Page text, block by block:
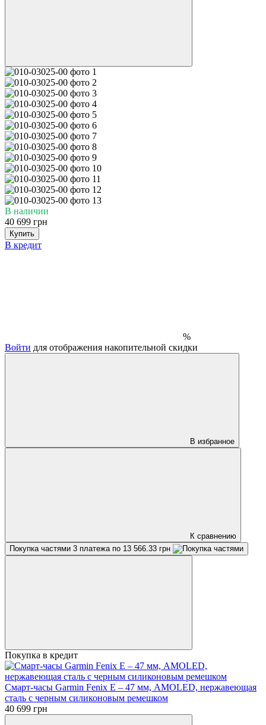
В наличии
40 699 грн
Купить
В кредит
%
Войти для отображения накопительной скидки
В избранное
К сравнению
Покупка частями 3 платежа по 13 566.33 грн
Покупка в кредит
Смарт-часы Garmin Fenix E – 47 мм, AMOLED, нержавеющая
сталь с черным силиконовым ремешком
40 699 грн